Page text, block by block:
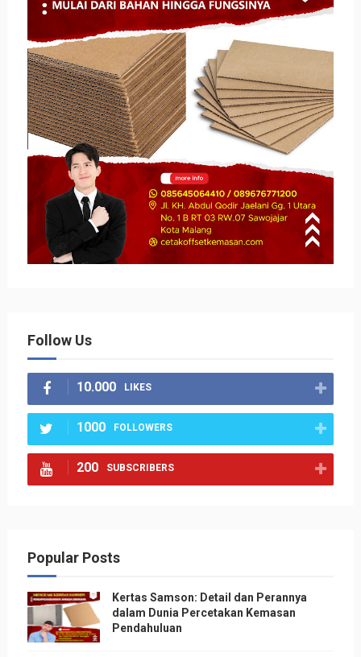
Follow Us
10.000 LIKES
1000 FOLLOWERS
200 SUBSCRIBERS
Popular Posts
Kertas Samson: Detail dan Perannya
dalam Dunia Percetakan Kemasan
Pendahuluan